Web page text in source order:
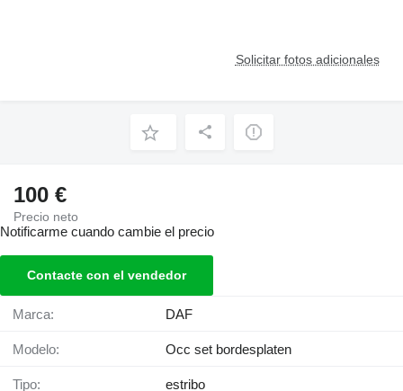
Solicitar fotos adicionales
100 €
Precio neto
Notificarme cuando cambie el precio
Contacte con el vendedor
Marca: DAF
Modelo: Occ set bordesplaten
Tipo: estribo